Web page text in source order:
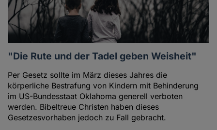
"Die Rute und der Tadel geben Weisheit"
Per Gesetz sollte im März dieses Jahres die
körperliche Bestrafung von Kindern mit Behinderung
im US-Bundesstaat Oklahoma generell verboten
werden. Bibeltreue Christen haben dieses
Gesetzesvorhaben jedoch zu Fall gebracht.